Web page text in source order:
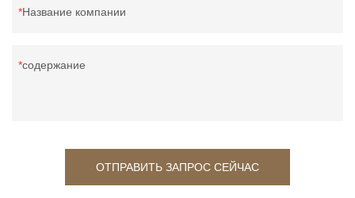
Название компании
содержание
ОТПРАВИТЬ ЗАПРОС СЕЙЧАС